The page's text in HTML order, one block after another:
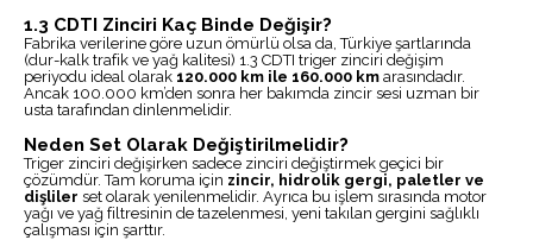
1.3 CDTI Zinciri Kaç Binde Değişir?
Fabrika verilerine göre uzun ömürlü olsa da, Türkiye şartlarında
(dur-kalk trafik ve yağ kalitesi) 1.3 CDTI triger zinciri değişim
periyodu ideal olarak 120.000 km ile 160.000 km arasındadır.
Ancak 100.000 km’den sonra her bakımda zincir sesi uzman bir
usta tarafından dinlenmelidir.
Neden Set Olarak Değiştirilmelidir?
Triger zinciri değişirken sadece zinciri değiştirmek geçici bir
çözümdür. Tam koruma için zincir, hidrolik gergi, paletler ve
dişliler set olarak yenilenmelidir. Ayrıca bu işlem sırasında motor
yağı ve yağ filtresinin de tazelenmesi, yeni takılan gergini sağlıklı
çalışması için şarttır.